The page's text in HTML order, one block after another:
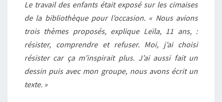
Le travail des enfants était exposé sur les cimaises
de la bibliothèque pour l’occasion. « Nous avions
trois thèmes proposés, explique Leïla, 11 ans, :
résister, comprendre et refuser. Moi, j’ai choisi
résister car ça m’inspirait plus. J’ai aussi fait un
dessin puis avec mon groupe, nous avons écrit un
texte. »